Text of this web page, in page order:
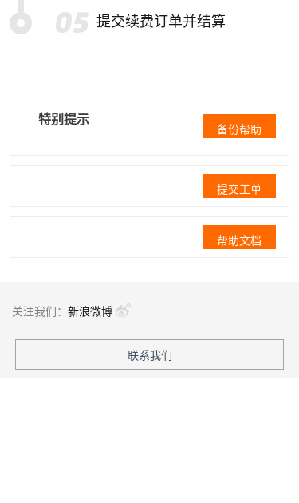
提交续费订单并结算
特别提示
备份帮助
提交工单
帮助文档